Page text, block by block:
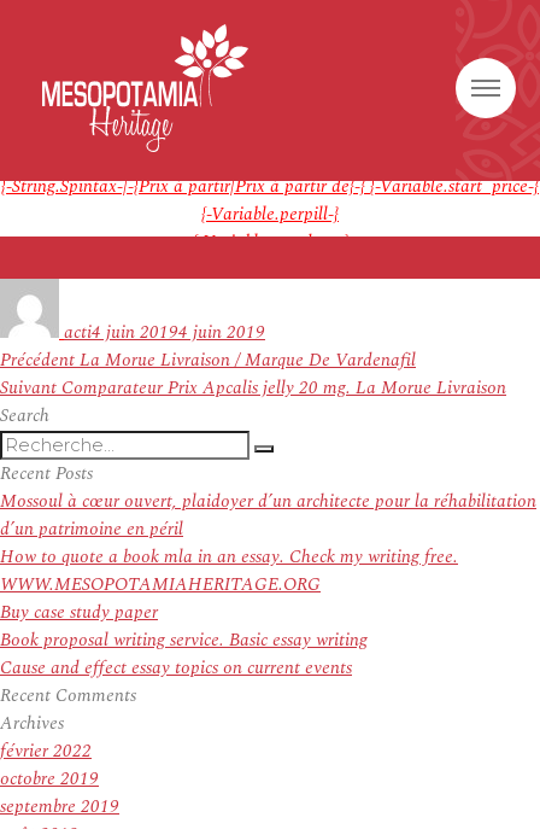
100% Satisfaction garantie Fluticasone and Salmeterol Comment Ça
Générique {-Variable.pillname-}
Note4.{-Random.Int-|-1-|-9-}
{-Random.Int-|-44-
{-String.Spintax-|-{Prix à partir|Prix à partir de}-}{-Variable.start_price-}
{-Variable.perpill-}
{-Variable.postdata-}
actile
4 juin 20194 juin 2019
Navigation
de
l’article
PrécédentArticle
précédent :
La Morue Livraison / Marque De Vardenafil
Suivant Article
Comparateur Prix Apcalis jelly 20 mg. La Morue Livraison
Search
Recherche
pour
:
Recherche
Recent Posts
Mossoul à cœur ouvert, plaidoyer d’un architecte pour la réhabilitation
d’un patrimoine en péril
How to quote a book mla in an essay. Check my writing free.
WWW.MESOPOTAMIAHERITAGE.ORG
Buy case study paper
Book proposal writing service. Basic essay writing
Cause and effect essay topics on current events
Recent Comments
Archives
février 2022
octobre 2019
septembre 2019